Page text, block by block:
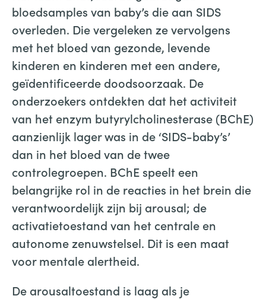
bloedsamples van baby’s die aan SIDS
overleden. Die vergeleken ze vervolgens
met het bloed van gezonde, levende
kinderen en kinderen met een andere,
geïdentificeerde doodsoorzaak. De
onderzoekers ontdekten dat het activiteit
van het enzym butyrylcholinesterase (BChE)
aanzienlijk lager was in de ‘SIDS-baby’s’
dan in het bloed van de twee
controlegroepen. BChE speelt een
belangrijke rol in de reacties in het brein die
verantwoordelijk zijn bij arousal; de
activatietoestand van het centrale en
autonome zenuwstelsel. Dit is een maat
voor mentale alertheid.
De arousaltoestand is laag als je